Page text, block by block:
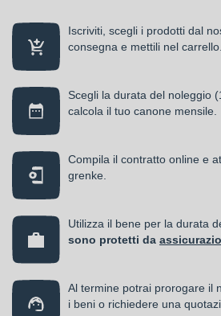
Iscriviti, scegli i prodotti dal
consegna e mettili nel carrello.
Scegli la durata del noleggio
calcola il tuo canone mensile.
Compila il contratto online e
grenke.
Utilizza il bene per la durata
sono protetti da
Al termine potrai prorogare il
i beni o richiedere una